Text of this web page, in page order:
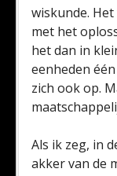
wiskunde.
met het
het dan in
eenheden
zich ook op.
Als ik zeg, in
akker van de